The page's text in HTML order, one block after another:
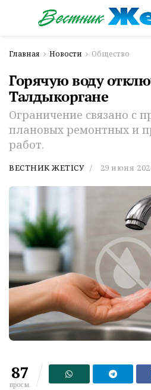
Главная Новости Общество
Горячую воду
Талдыкоргане
Ограничение связано с
плановых ремонтных и
работ.
ВЕСТНИК ЖЕТІСУ 29 июня
87
просм.